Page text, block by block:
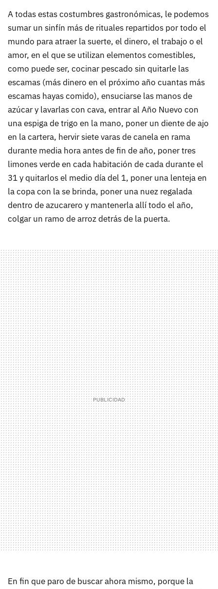
A todas estas costumbres gastronómicas, le podemos
sumar un sinfín más de rituales repartidos por todo el
mundo para atraer la suerte, el dinero, el trabajo o el
amor, en el que se utilizan elementos comestibles,
como puede ser, cocinar pescado sin quitarle las
escamas (más dinero en el próximo año cuantas más
escamas hayas comido), ensuciarse las manos de
azúcar y lavarlas con cava, entrar al Año Nuevo con
una espiga de trigo en la mano, poner un diente de ajo
en la cartera, hervir siete varas de canela en rama
durante media hora antes de fin de año, poner tres
limones verde en cada habitación de cada durante el
31 y quitarlos el medio día del 1, poner una lenteja en
la copa con la se brinda, poner una nuez regalada
dentro de azucarero y mantenerla allí todo el año,
colgar un ramo de arroz detrás de la puerta.
En fin que paro de buscar ahora mismo, porque la